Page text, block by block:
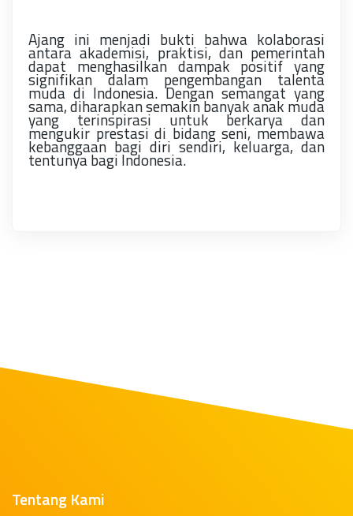
Ajang ini menjadi bukti bahwa kolaborasi
antara akademisi, praktisi, dan pemerintah
dapat menghasilkan dampak positif yang
signifikan dalam pengembangan talenta
muda di Indonesia. Dengan semangat yang
sama, diharapkan semakin banyak anak muda
yang terinspirasi untuk berkarya dan
mengukir prestasi di bidang seni, membawa
kebanggaan bagi diri sendiri, keluarga, dan
tentunya bagi Indonesia.
Tentang Kami